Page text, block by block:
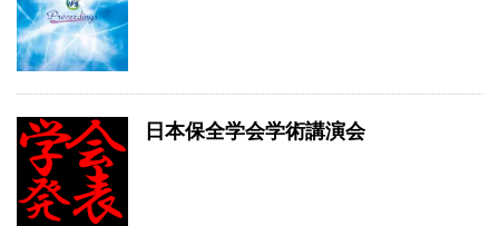
日本保全学会学術講演会